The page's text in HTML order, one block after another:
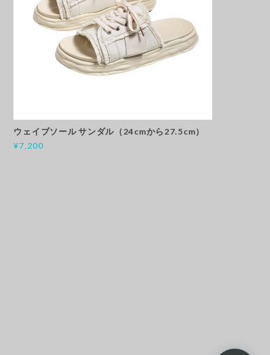
ウェイブソール サンダル（24cmから27.5cm）
¥7,200